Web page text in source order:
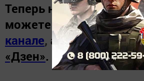
Теперь новости
можете узнать в нашем
канале, а также
«Дзен».